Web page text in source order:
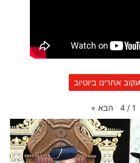
עקוב אחרינו ביוטיוב
1
/
4 הבא »